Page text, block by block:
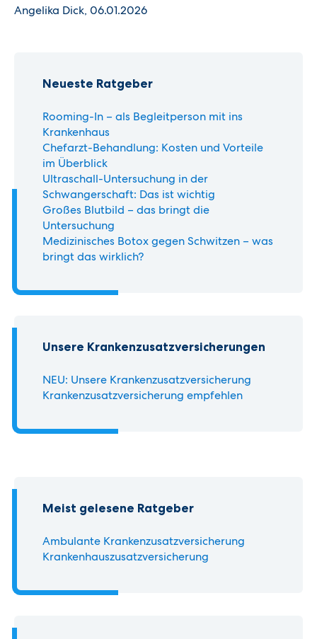
Angelika Dick, 06.01.2026
Neueste Ratgeber
Rooming-In – als Begleitperson mit ins
Krankenhaus
Chefarzt-Behandlung: Kosten und Vorteile
im Überblick
Ultraschall-Untersuchung in der
Schwangerschaft: Das ist wichtig
Großes Blutbild – das bringt die
Untersuchung
Medizinisches Botox gegen Schwitzen – was
bringt das wirklich?
Unsere Krankenzusatz­versicherungen
NEU: Unsere Krankenzusatz­versicherung
Krankenzusatz­versicherung empfehlen
Meist gelesene Ratgeber
Ambulante Krankenzusatzversicherung
Krankenhauszusatzversicherung